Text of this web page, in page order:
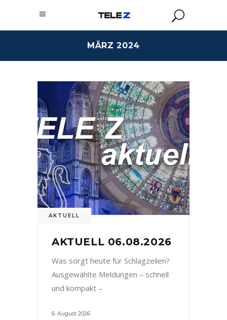
MÄRZ 2024
AKTUELL
AKTUELL 06.08.2026
Was sorgt heute für Schlagzeilen?
Ausgewählte Meldungen – schnell
und kompakt –
6. August 2026